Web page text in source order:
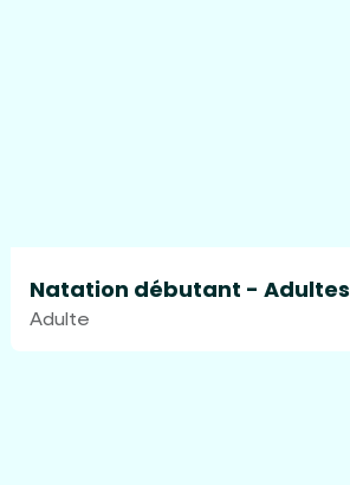
Natation débutant - Adultes
Adulte